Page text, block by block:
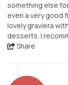
something else
even a very good
lovely graviera
desserts. I
Share